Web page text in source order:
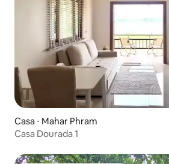
Casa ⋅ Mahar Phram
Casa Dourada 1